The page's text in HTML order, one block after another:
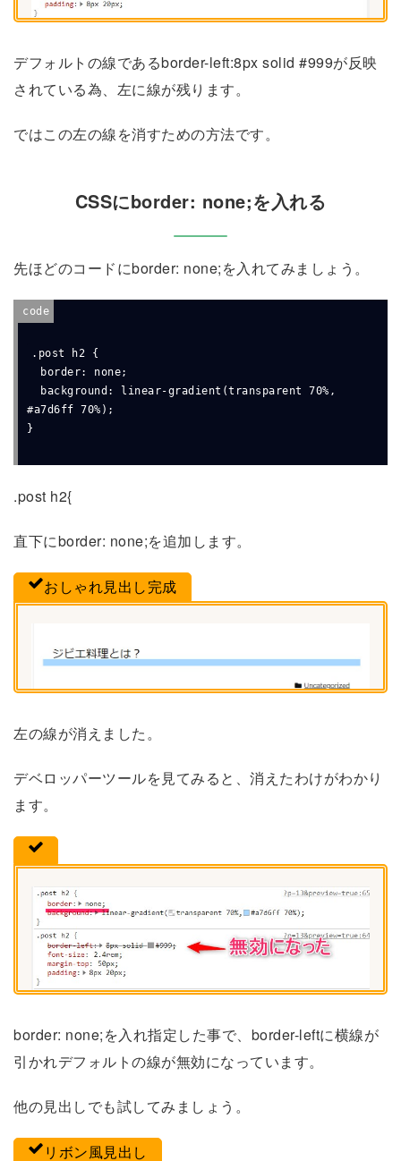
デフォルトの線であるborder-left:8px solid #999が反映
されている為、左に線が残ります。
ではこの左の線を消すための方法です。
CSSにborder: none;を入れる
先ほどのコードにborder: none;を入れてみましょう。
.post h2 {
#a7d6ff 70%);
}
.post h2{
直下にborder: none;を追加します。
おしゃれ見出し完成
左の線が消えました。
デベロッパーツールを見てみると、消えたわけがわかり
ます。
border: none;を入れ指定した事で、border-leftに横線が
引かれデフォルトの線が無効になっています。
他の見出しでも試してみましょう。
リボン風見出し